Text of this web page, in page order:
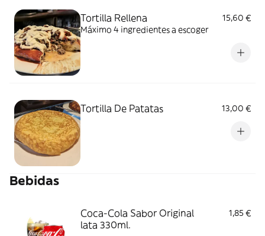
Tortilla Rellena
15,60 €
Máximo 4 ingredientes a escoger
Tortilla De Patatas 13,00 €
Bebidas
Coca-Cola Sabor Original
lata 330ml.
1,85 €